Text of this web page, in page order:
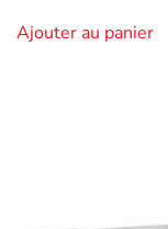
Ajouter au panier